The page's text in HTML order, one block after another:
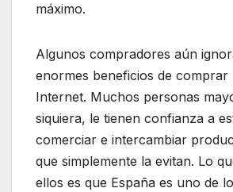
máximo.
Algunos compradores aún
enormes beneficios de comprar
Internet. Muchos personas
siquiera, le tienen confianza a
comerciar e intercambiar
que simplemente la evitan. Lo
ellos es que España es uno de